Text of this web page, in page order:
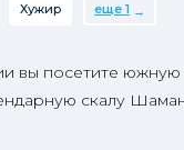
Хужир еще 1
вы посетите южную
скалу